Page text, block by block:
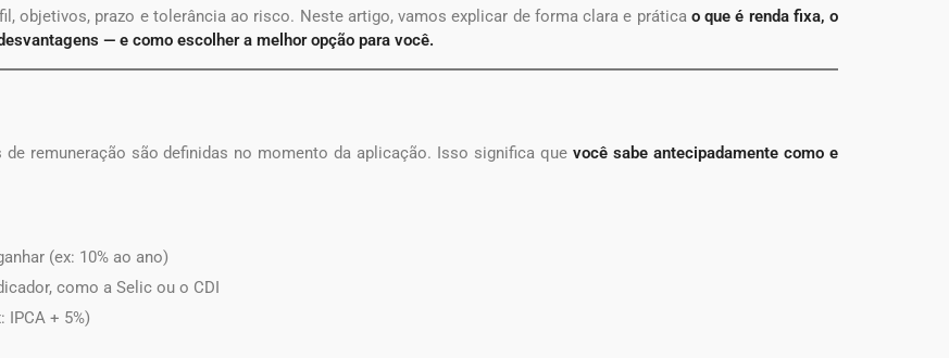
objetivos, prazo e tolerância ao risco. Neste artigo, vamos explicar de forma clara e prática o que é renda fixa, o
— e como escolher a melhor opção para você.
remuneração são definidas no momento da aplicação. Isso significa quevocê sabe antecipadamente como e
(ex: 10% ao ano)
como a Selic ou o CDI
IPCA + 5%)